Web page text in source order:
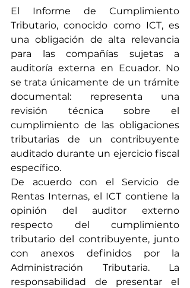
El Informe de Cumplimiento
Tributario, conocido como ICT, es
una obligación de alta relevancia
para las compañías sujetas a
auditoría externa en Ecuador. No
se trata únicamente de un trámite
documental: representa una
revisión técnica sobre el
cumplimiento de las obligaciones
tributarias de un contribuyente
auditado durante un ejercicio fiscal
específico.
De acuerdo con el Servicio de
Rentas Internas, el ICT contiene la
opinión del auditor externo
respecto del cumplimiento
tributario del contribuyente, junto
con anexos definidos por la
Administración Tributaria. La
responsabilidad de presentar el